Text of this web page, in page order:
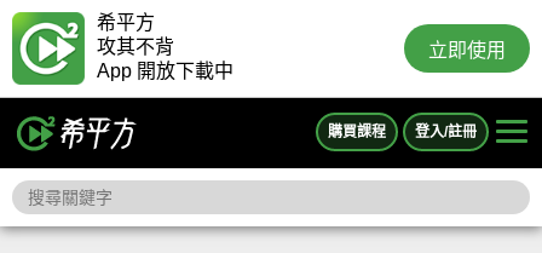
希平方
攻其不背
App 開放下載中
立即使用
購買課程 登入/註冊